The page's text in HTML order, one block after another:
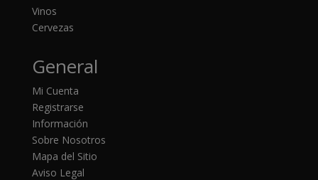
Vinos
Cervezas
General
Mi Cuenta
Registrarse
Información
Sobre Nosotros
Mapa del Sitio
Aviso Legal